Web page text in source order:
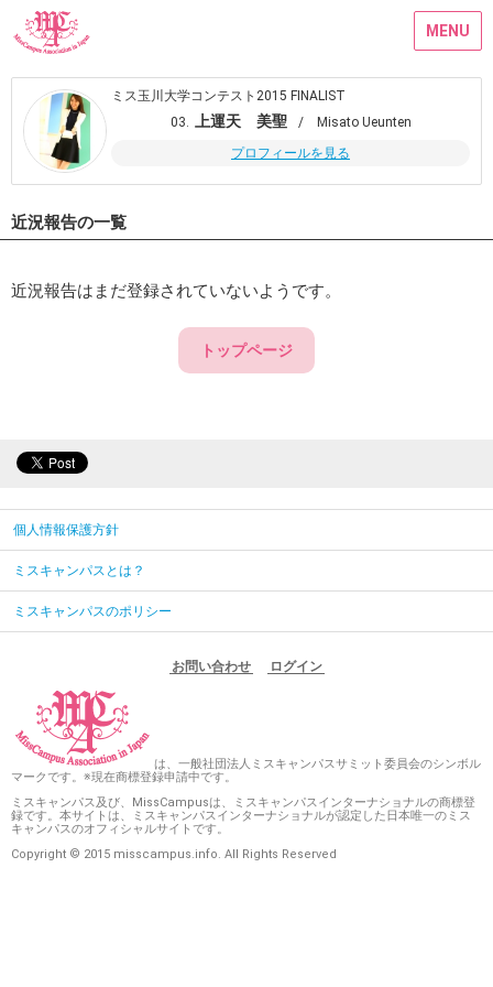
MENU
ミス玉川大学コンテスト2015 FINALIST
03.
上運天 美聖
/ Misato Ueunten
プロフィールを見る
近況報告の一覧
近況報告はまだ登録されていないようです。
トップページ
個人情報保護方針
ミスキャンパスとは？
ミスキャンパスのポリシー
お問い合わせ ログイン
は、一般社団法人ミスキャンパスサミット委員会のシンボル
マークです。※現在商標登録申請中です。
ミスキャンパス及び、MissCampusは、ミスキャンパスインターナショナルの商標登
録です。本サイトは、ミスキャンパスインターナショナルが認定した日本唯一のミス
キャンパスのオフィシャルサイトです。
Copyright © 2015 misscampus.info. All Rights Reserved